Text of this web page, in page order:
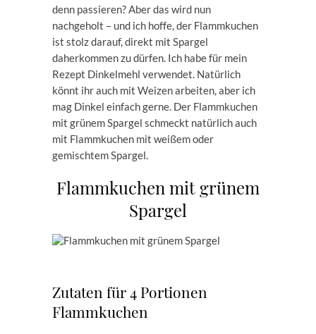
denn passieren? Aber das wird nun
nachgeholt – und ich hoffe, der Flammkuchen
ist stolz darauf, direkt mit Spargel
daherkommen zu dürfen. Ich habe für mein
Rezept Dinkelmehl verwendet. Natürlich
könnt ihr auch mit Weizen arbeiten, aber ich
mag Dinkel einfach gerne. Der Flammkuchen
mit grünem Spargel schmeckt natürlich auch
mit Flammkuchen mit weißem oder
gemischtem Spargel.
Flammkuchen mit grünem
Spargel
Zutaten für 4 Portionen
Flammkuchen